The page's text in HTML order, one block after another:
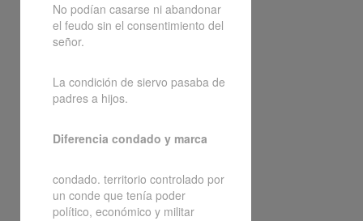
No podían casarse ni abandonar
el feudo sin el consentimiento del
señor.
La condición de siervo pasaba de
padres a hijos.
Diferencia condado y marca
condado. territorio controlado por
un conde que tenía poder
político, económico y militar